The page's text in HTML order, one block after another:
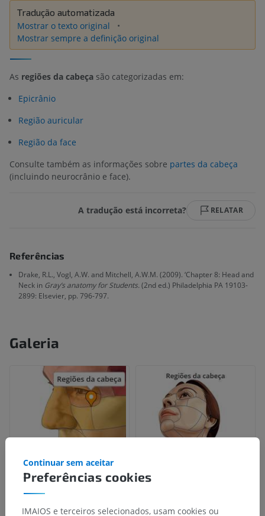
Tradução automatizada
Mostrar o texto original
Mostrar sempre a definição original
As regiões da cabeça são categorizadas em:
Epicrânio
Região auricular
Região da face
Consulte também as informações sobre partes da cabeça
(incluindo neurocrânio e face).
A tradução está incorreta? RELATAR
Referências
Drake, R.L., Vogl, A.W. and Mitchell, A.W.M. (2009). ‘Chapter 8: Head and
Neck in Gray’s anatomy for Students.(2nd ed.) Philadelphia PA 19103-
2899: Elsevier, pp. 796-797.
Galeria
Preferências cookies
Continuar sem aceitar
IMAIOS e terceiros selecionados, usam cookies ou